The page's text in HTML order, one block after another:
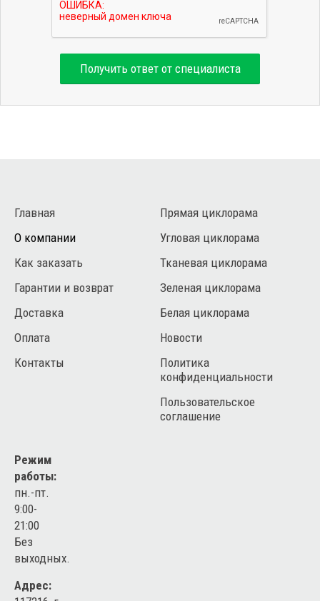
Получить ответ от специалиста
Главная
О компании
Как заказать
Гарантии и возврат
Доставка
Оплата
Контакты
Прямая циклорама
Угловая циклорама
Тканевая циклорама
Зеленая циклорама
Белая циклорама
Новости
Политика
конфиденциальности
Пользовательское
соглашение
Режим
работы:
пн.-пт.
9:00-
21:00
Без
выходных.
Адрес: